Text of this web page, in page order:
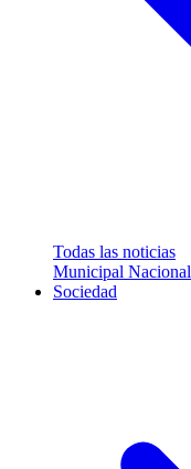
Todas las noticias
Municipal Nacional
Sociedad